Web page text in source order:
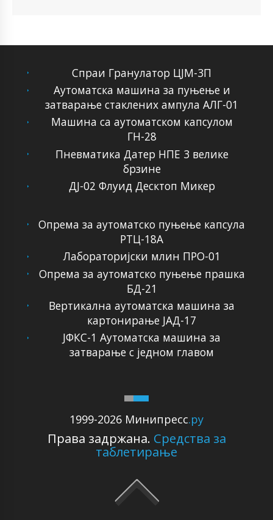
Спраи Гранулатор ЦЈМ-3П
Аутоматска машина за пуњење и
затварање стаклених ампула АЛГ-01
Машина са аутоматском капсулом
ГН-28
Пневматика Датер НПЕ 3 велике
брзине
ДЈ-02 Флуид Десктоп Микер
1999-2026 Минипресс.ру
Права задржана. Средства за
таблетирање
Опрема за аутоматско пуњење капсула
РТЦ-18А
Лабораторијски млин ПРО-01
Опрема за аутоматско пуњење прашка
БД-21
Вертикална аутоматска машина за
картонирање ЈАД-17
ЈФКС-1 Аутоматска машина за
затварање с једном главом